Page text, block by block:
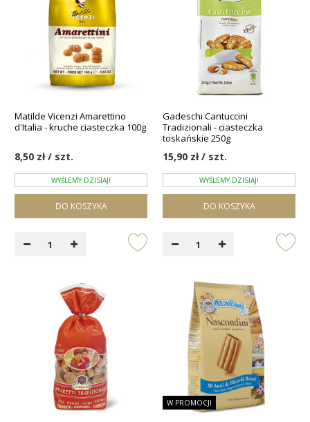
Matilde Vicenzi Amarettino
d'Italia - kruche ciasteczka 100g
8,50 zł / szt.
WYŚLEMY DZISIAJ!
DO KOSZYKA
Gadeschi Cantuccini
Tradizionali - ciasteczka
toskańskie 250g
15,90 zł / szt.
WYŚLEMY DZISIAJ!
DO KOSZYKA
W PROMOCJI